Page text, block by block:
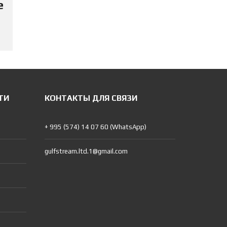
КОНТАКТЫ ДЛЯ СВЯЗИ
+ 995 (574) 14 07 60 (WhatsApp)
gulfstream.ltd.1@gmail.com